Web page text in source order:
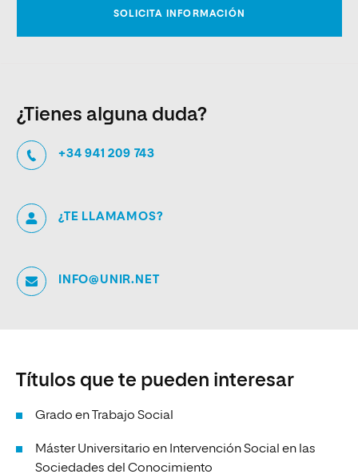
¿Tienes alguna duda?
+34 941 209 743
¿TE LLAMAMOS?
INFO@UNIR.NET
Títulos que te pueden interesar
Grado en Trabajo Social
Máster Universitario en Intervención Social en las
Sociedades del Conocimiento